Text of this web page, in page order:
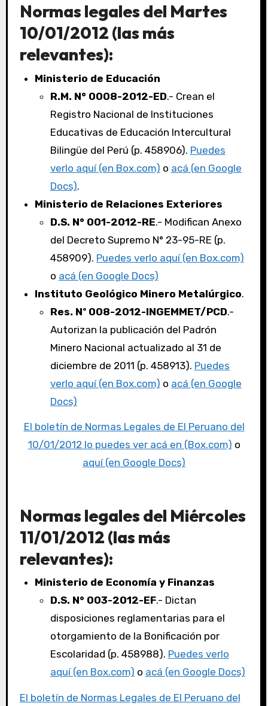
Normas legales del Martes
10/01/2012 (las más
relevantes):
Ministerio de Educación
R.M. N° 0008-2012-ED.- Crean el
Registro Nacional de Instituciones
Educativas de Educación Intercultural
Bilingüe del Perú (p. 458906). Puedes
verlo aquí (en Box.com) o acá (en Google
Docs).
Ministerio de Relaciones Exteriores
D.S. N° 001-2012-RE.- Modifican Anexo
del Decreto Supremo N° 23-95-RE (p.
458909). Puedes verlo aquí (en Box.com)
o acá (en Google Docs)
Instituto Geológico Minero Metalúrgico.
Res. Nº 008-2012-INGEMMET/PCD.-
Autorizan la publicación del Padrón
Minero Nacional actualizado al 31 de
diciembre de 2011 (p. 458913). Puedes
verlo aquí (en Box.com) o acá (en Google
Docs)
El boletín de Normas Legales de El Peruano del
10/01/2012 lo puedes ver acá en (Box.com) o
aquí (en Google Docs)
Normas legales del Miércoles
11/01/2012 (las más
relevantes):
Ministerio de Economía y Finanzas
D.S. N° 003-2012-EF.- Dictan
disposiciones reglamentarias para el
otorgamiento de la Bonificación por
Escolaridad (p. 458988). Puedes verlo
aquí (en Box.com) o acá (en Google Docs)
El boletín de Normas Legales de El Peruano del